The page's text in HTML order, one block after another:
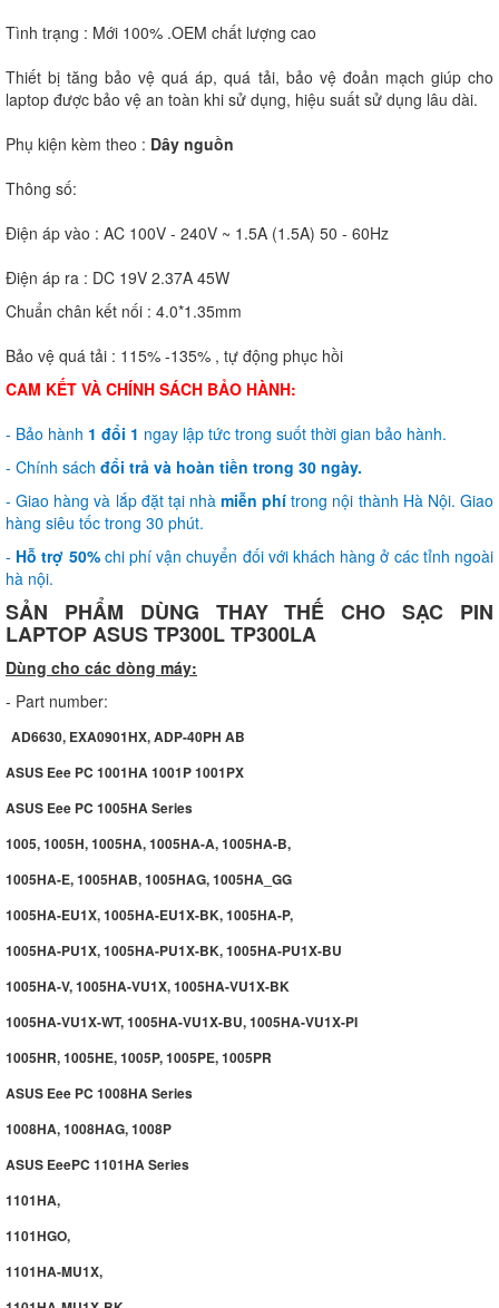
Tình trạng : Mới 100% .OEM chất lượng cao
Thiết bị tăng bảo vệ quá áp, quá tải, bảo vệ đoản mạch giúp cho
laptop được bảo vệ an toàn khi sử dụng, hiệu suất sử dụng lâu dài.
Phụ kiện kèm theo : Dây nguồn
Thông số:
Điện áp vào : AC 100V - 240V ~ 1.5A (1.5A) 50 - 60Hz
Điện áp ra : DC 19V 2.37A 45W
Chuẩn chân kết nối : 4.0*1.35mm
Bảo vệ quá tải : 115% -135% , tự động phục hồi
CAM KẾT VÀ CHÍNH SÁCH BẢO HÀNH:
- Bảo hành 1 đổi 1 ngay lập tức trong suốt thời gian bảo hành.
- Chính sách đổi trả và hoàn tiền trong 30 ngày.
- Giao hàng và lắp đặt tại nhàmiễn phí trong nội thành Hà Nội. Giao
hàng siêu tốc trong 30 phút.
- Hỗ trợ 50%chi phí vận chuyển đối với khách hàng ở các tỉnh ngoài
hà nội.
SẢN PHẨM DÙNG THAY THẾ CHO SẠC PIN
LAPTOP ASUS TP300L TP300LA
Dùng cho các dòng máy:
- Part number:
AD6630, EXA0901HX, ADP-40PH AB
ASUS Eee PC 1001HA 1001P 1001PX
ASUS Eee PC 1005HA Series
1005, 1005H, 1005HA, 1005HA-A, 1005HA-B,
1005HA-E, 1005HAB, 1005HAG, 1005HA_GG
1005HA-EU1X, 1005HA-EU1X-BK, 1005HA-P,
1005HA-PU1X, 1005HA-PU1X-BK, 1005HA-PU1X-BU
1005HA-V, 1005HA-VU1X, 1005HA-VU1X-BK
1005HA-VU1X-WT, 1005HA-VU1X-BU, 1005HA-VU1X-PI
1005HR, 1005HE, 1005P, 1005PE, 1005PR
ASUS Eee PC 1008HA Series
1008HA, 1008HAG, 1008P
ASUS EeePC 1101HA Series
1101HA,
1101HGO,
1101HA-MU1X,